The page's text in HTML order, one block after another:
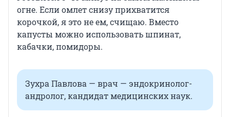
огне. Если омлет снизу прихватится
корочкой, я это не ем, счищаю. Вместо
капусты можно использовать шпинат,
кабачки, помидоры.
Зухра Павлова — врач — эндокринолог-
андролог, кандидат медицинских наук.